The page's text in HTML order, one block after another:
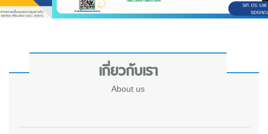
เกี่ยวกับเรา
About us